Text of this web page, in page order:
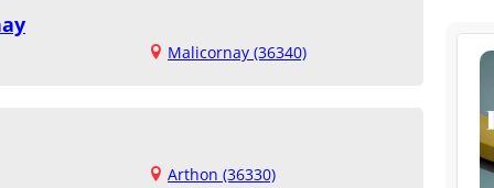
Malicornay (36340)
Arthon (36330)